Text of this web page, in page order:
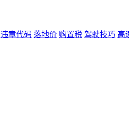
违章代码 落地价 购置税 驾驶技巧 高